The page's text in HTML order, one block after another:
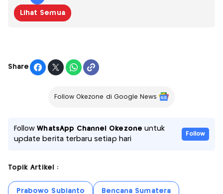
Lihat Semua
Share
Follow Okezone di Google News
FollowWhatsApp Channel Okezone untuk
update berita terbaru setiap hari
Follow
Topik Artikel :
Prabowo Subianto Bencana Sumatera